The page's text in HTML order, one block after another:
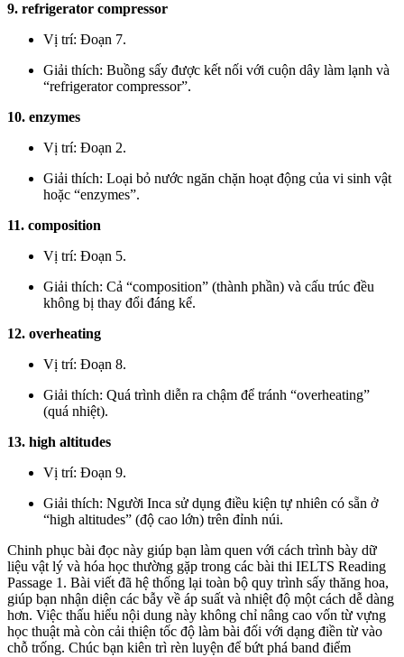
9. refrigerator compressor
Vị trí: Đoạn 7.
Giải thích: Buồng sấy được kết nối với cuộn dây làm lạnh và
“refrigerator compressor”.
10. enzymes
Vị trí: Đoạn 2.
Giải thích: Loại bỏ nước ngăn chặn hoạt động của vi sinh vật
hoặc “enzymes”.
11. composition
Vị trí: Đoạn 5.
Giải thích: Cả “composition” (thành phần) và cấu trúc đều
không bị thay đổi đáng kể.
12. overheating
Vị trí: Đoạn 8.
Giải thích: Quá trình diễn ra chậm để tránh “overheating”
(quá nhiệt).
13. high altitudes
Vị trí: Đoạn 9.
Giải thích: Người Inca sử dụng điều kiện tự nhiên có sẵn ở
“high altitudes” (độ cao lớn) trên đỉnh núi.
Chinh phục bài đọc này giúp bạn làm quen với cách trình bày dữ
liệu vật lý và hóa học thường gặp trong các bài thi IELTS Reading
Passage 1. Bài viết đã hệ thống lại toàn bộ quy trình sấy thăng hoa,
giúp bạn nhận diện các bẫy về áp suất và nhiệt độ một cách dễ dàng
hơn. Việc thấu hiểu nội dung này không chỉ nâng cao vốn từ vựng
học thuật mà còn cải thiện tốc độ làm bài đối với dạng điền từ vào
chỗ trống. Chúc bạn kiên trì rèn luyện để bứt phá band điểm